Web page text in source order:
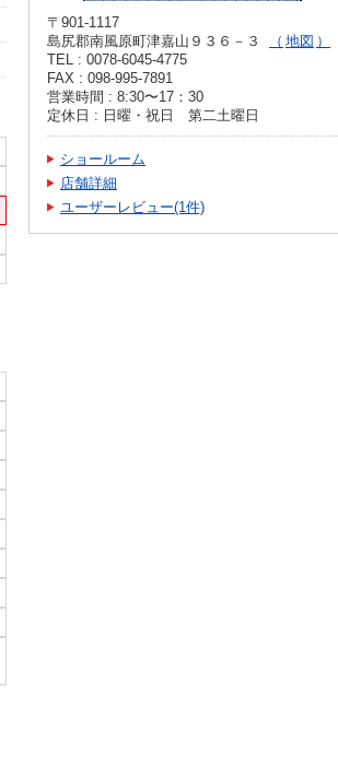
〒901-1117
島尻郡南風原町津嘉山９３６－３
地図
TEL : 0078-6045-4775
FAX : 098-995-7891
営業時間 : 8:30〜17：30
定休日 : 日曜・祝日 第二土曜日
ショールーム
店舗詳細
ユーザーレビュー(1件)